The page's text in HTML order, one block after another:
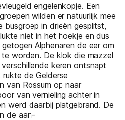
engelenkopje. Een
wilden er natuurlijk mee
in drieën gesplitst,
niet in het hoekje en dus
Alphenaren de eer om
worden. De klok die mazzel
keren ontsnapt
rukte de Gelderse
van Rossum op naar
van vernieling achter in
werd daarbij platgebrand. De
de aan-